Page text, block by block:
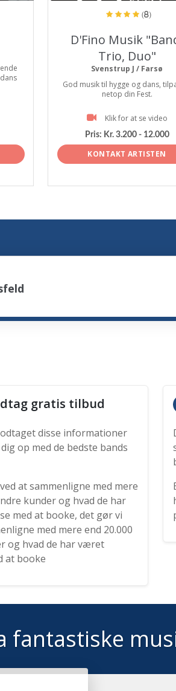
(8)
D'Fino Musik
Trio, Duo"
Svenstrup J / Farsø
God musik til hygge og dans,
netop din Fest.
Klik for at se video
Pris: Kr. 3.200 - 12.000
KONTAKT ARTISTEN
gratis tilbud
disse informationer
op med de bedste bands
at sammenligne med mere
kunder og hvad de har
med at booke, det gør vi
med mere end 20.000
og hvad de har været
at booke
fantastiske